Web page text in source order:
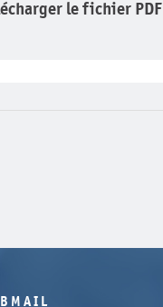
le fichier PDF